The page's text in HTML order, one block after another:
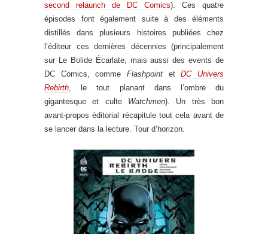
second relaunch de DC Comics). Ces quatre
épisodes font également suite à des éléments
distillés dans plusieurs histoires publiées chez
l’éditeur ces dernières décennies (principalement
sur Le Bolide Écarlate, mais aussi des events de
DC Comics, comme Flashpoint etDC Univers
Rebirth, le tout planant dans l’ombre du
gigantesque et culte Watchmen). Un très bon
avant-propos éditorial récapitule tout cela avant de
se lancer dans la lecture. Tour d’horizon.